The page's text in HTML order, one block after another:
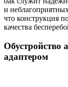
и
что конструкция
качества
Обустройство
адаптером